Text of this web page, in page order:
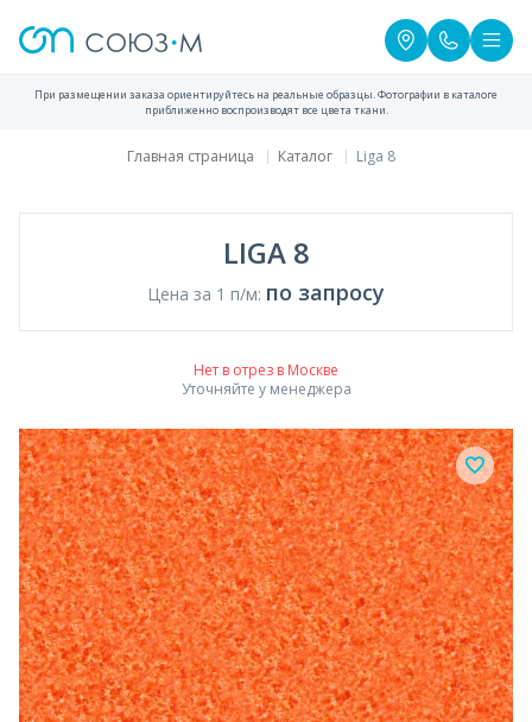
При размещении заказа ориентируйтесь на реальные образцы. Фотографии в каталоге
приближенно воспроизводят все цвета ткани.
Главная страница Каталог Liga 8
LIGA 8
Цена за 1 п/м: по запросу
Нет в отрез в Москве
Уточняйте у менеджера